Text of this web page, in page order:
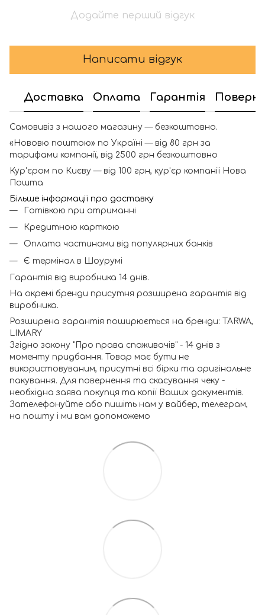
Додайте перший відгук
Написати відгук
Доставка Оплата Гарантія
Самовивіз з нашого магазину — безкоштовно.
«Нововю поштою» по Україні — від 80 грн за
тарифами компанії, від 2500 грн безкоштовно
Кур'єром по Києву — від 100 грн, кур'єр компанії Нова
Пошта
Більше інформації про доставку
Готівкою при отриманні
Кредитною карткою
Оплата частинами від популярних банків
Є термінал в Шоурумі
Гарантія від виробника 14 днів.
На окремі бренди присутня розширена гарантія від
виробника.
Розширена гарантія поширюється на бренди: TARWA,
LIMARY
Згідно закону "Про права споживачів" - 14 днів з
моменту придбання. Товар має бути не
використовуваним, присутні всі бірки та оригінальне
пакування. Для повернення та скасування чеку -
необхідна заява покупця та копії Ваших документів.
Зателефонуйте або пишіть нам у вайбер, телеграм,
на пошту і ми вам допоможемо